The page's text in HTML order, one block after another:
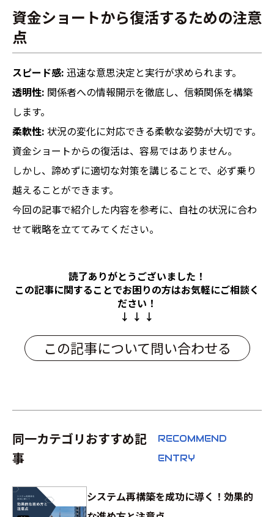
資金ショートから復活するための注意
点
スピード感: 迅速な意思決定と実行が求められます。
透明性: 関係者への情報開示を徹底し、信頼関係を構築
します。
柔軟性: 状況の変化に対応できる柔軟な姿勢が大切です。
資金ショートからの復活は、容易ではありません。
しかし、諦めずに適切な対策を講じることで、必ず乗り
越えることができます。
今回の記事で紹介した内容を参考に、自社の状況に合わ
せて戦略を立ててみてください。
読了ありがとうございました！
この記事に関することでお困りの方はお気軽にご相談く
ださい！
↓ ↓ ↓
この記事について問い合わせる
同一カテゴリおすすめ記
事
RECOMMEND
ENTRY
システム再構築を成功に導く！効果的